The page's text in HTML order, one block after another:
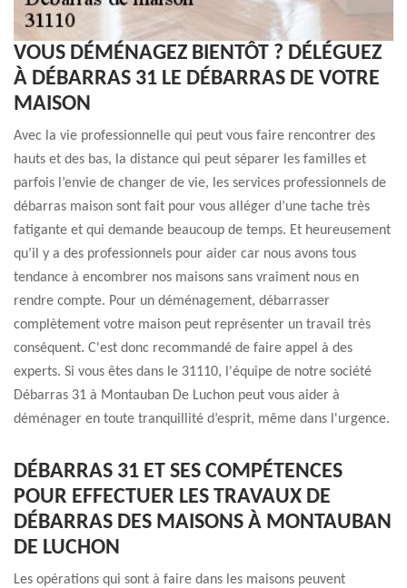
VOUS DÉMÉNAGEZ BIENTÔT ? DÉLÉGUEZ
À DÉBARRAS 31 LE DÉBARRAS DE VOTRE
MAISON
Avec la vie professionnelle qui peut vous faire rencontrer des
hauts et des bas, la distance qui peut séparer les familles et
parfois l’envie de changer de vie, les services professionnels de
débarras maison sont fait pour vous alléger d’une tache très
fatigante et qui demande beaucoup de temps. Et heureusement
qu’il y a des professionnels pour aider car nous avons tous
tendance à encombrer nos maisons sans vraiment nous en
rendre compte. Pour un déménagement, débarrasser
complètement votre maison peut représenter un travail très
conséquent. C'est donc recommandé de faire appel à des
experts. Si vous êtes dans le 31110, l'équipe de notre société
Débarras 31 à Montauban De Luchon peut vous aider à
déménager en toute tranquillité d’esprit, même dans l'urgence.
DÉBARRAS 31 ET SES COMPÉTENCES
POUR EFFECTUER LES TRAVAUX DE
DÉBARRAS DES MAISONS À MONTAUBAN
DE LUCHON
Les opérations qui sont à faire dans les maisons peuvent